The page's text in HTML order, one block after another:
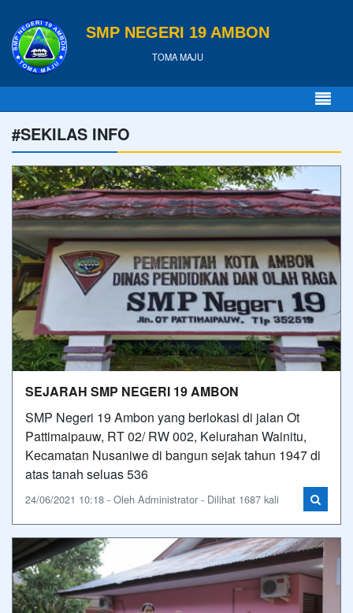
SMP NEGERI 19 AMBON
TOMA MAJU
#SEKILAS INFO
SEJARAH SMP NEGERI 19 AMBON
SMP Negeri 19 Ambon yang berlokasi di jalan Ot
Pattimaipauw, RT 02/ RW 002, Kelurahan Wainitu,
Kecamatan Nusaniwe di bangun sejak tahun 1947 di
atas tanah seluas 536
24/06/2021 10:18 - Oleh Administrator - Dilihat 1687 kali